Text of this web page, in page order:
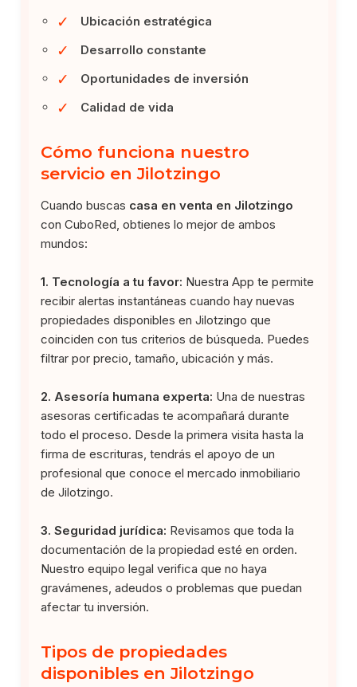
✓ Ubicación estratégica
✓ Desarrollo constante
✓ Oportunidades de inversión
✓ Calidad de vida
Cómo funciona nuestro
servicio en Jilotzingo
Cuando buscas casa en venta en Jilotzingo
con CuboRed, obtienes lo mejor de ambos
mundos:
1. Tecnología a tu favor: Nuestra App te permite
recibir alertas instantáneas cuando hay nuevas
propiedades disponibles en Jilotzingo que
coinciden con tus criterios de búsqueda. Puedes
filtrar por precio, tamaño, ubicación y más.
2. Asesoría humana experta: Una de nuestras
asesoras certificadas te acompañará durante
todo el proceso. Desde la primera visita hasta la
firma de escrituras, tendrás el apoyo de un
profesional que conoce el mercado inmobiliario
de Jilotzingo.
3. Seguridad jurídica: Revisamos que toda la
documentación de la propiedad esté en orden.
Nuestro equipo legal verifica que no haya
gravámenes, adeudos o problemas que puedan
afectar tu inversión.
Tipos de propiedades
disponibles en Jilotzingo